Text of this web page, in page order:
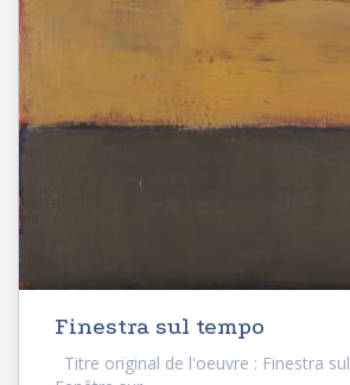
Finestra sul tempo
Titre original de l'oeuvre : Finestra